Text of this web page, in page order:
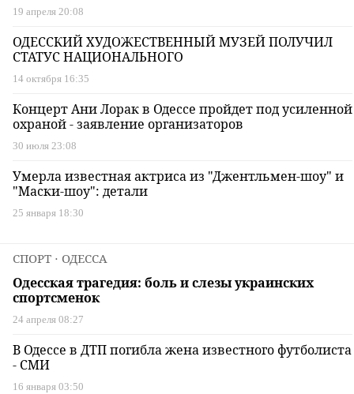
19 апреля 20:08
ОДЕССКИЙ ХУДОЖЕСТВЕННЫЙ МУЗЕЙ ПОЛУЧИЛ
СТАТУС НАЦИОНАЛЬНОГО
14 октября 16:35
Концерт Ани Лорак в Одессе пройдет под усиленной
охраной - заявление организаторов
30 июля 23:08
Умерла известная актриса из "Джентльмен-шоу" и
"Маски-шоу": детали
25 января 18:30
СПОРТ ⋅ ОДЕССА
Одесская трагедия: боль и слезы украинских
спортсменок
24 апреля 08:27
В Одессе в ДТП погибла жена известного футболиста
- СМИ
16 января 03:50